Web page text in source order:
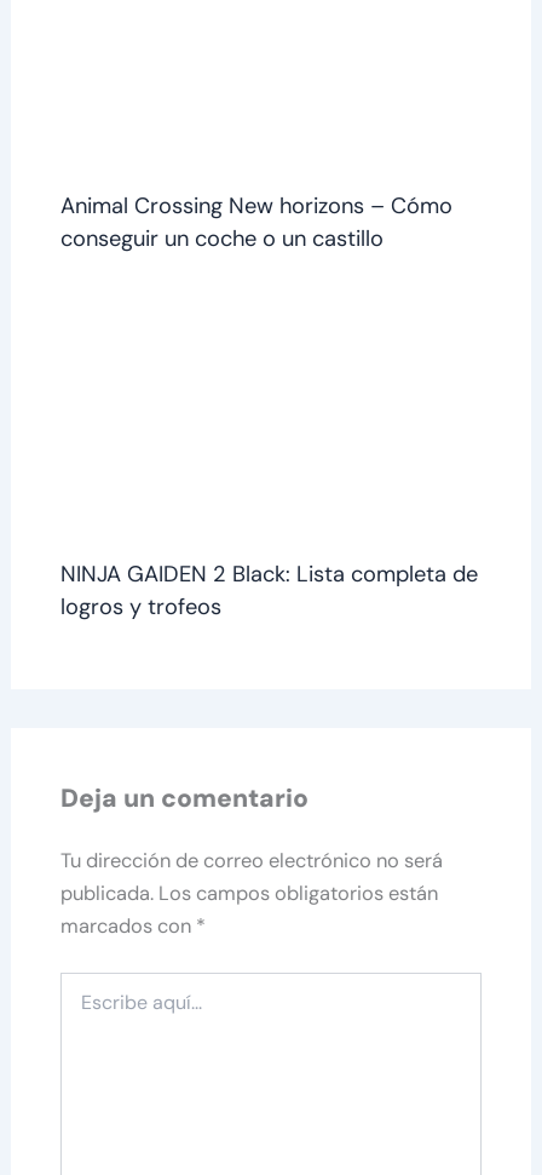
Animal Crossing New horizons – Cómo
conseguir un coche o un castillo
NINJA GAIDEN 2 Black: Lista completa de
logros y trofeos
Deja un comentario
Tu dirección de correo electrónico no será
publicada. Los campos obligatorios están
marcados con *
aquí...